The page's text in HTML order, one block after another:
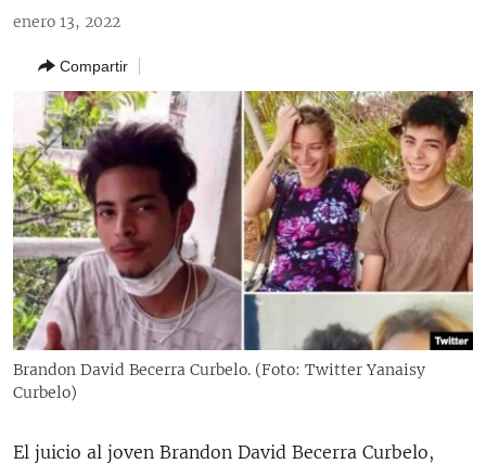
principal
búsqueda
SOBRE CUBA
OPINIÓN GRÁFICA
AUDIOVISUALES MARTÍ
RADIO MARTÍ
ESPECIALES
ESPECIALES
LA REALIDAD DE LA VIVIENDA EN CUBA
KENTU-CUBANO
MULTIMEDIA
EDITORIALES
SÍGUENOS
enero 13, 2022
Compartir
Brandon David Becerra Curbelo. (Foto: Twitter Yanaisy
Curbelo)
El juicio al joven Brandon David Becerra Curbelo,